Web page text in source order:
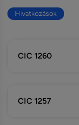
Hivatkozások
CIC 1260
CIC 1257